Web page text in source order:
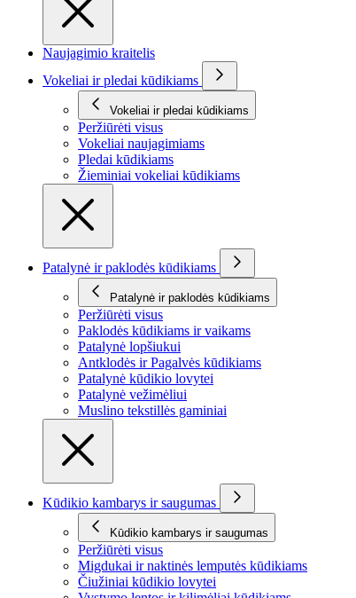
Naujagimio kraitelis
Vokeliai ir pledai kūdikiams
Vokeliai ir pledai kūdikiams
Peržiūrėti visus
Vokeliai naujagimiams
Pledai kūdikiams
Žieminiai vokeliai kūdikiams
Patalynė ir paklodės kūdikiams
Patalynė ir paklodės kūdikiams
Peržiūrėti visus
Paklodės kūdikiams ir vaikams
Patalynė lopšiukui
Antklodės ir Pagalvės kūdikiams
Patalynė kūdikio lovytei
Patalynė vežimėliui
Muslino tekstillės gaminiai
Kūdikio kambarys ir saugumas
Kūdikio kambarys ir saugumas
Peržiūrėti visus
Migdukai ir naktinės lemputės kūdikiams
Čiužiniai kūdikio lovytei